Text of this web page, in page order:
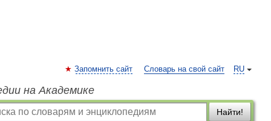
RU
Запомнить сайт Словарь на свой сайт
на Академике
Найти!